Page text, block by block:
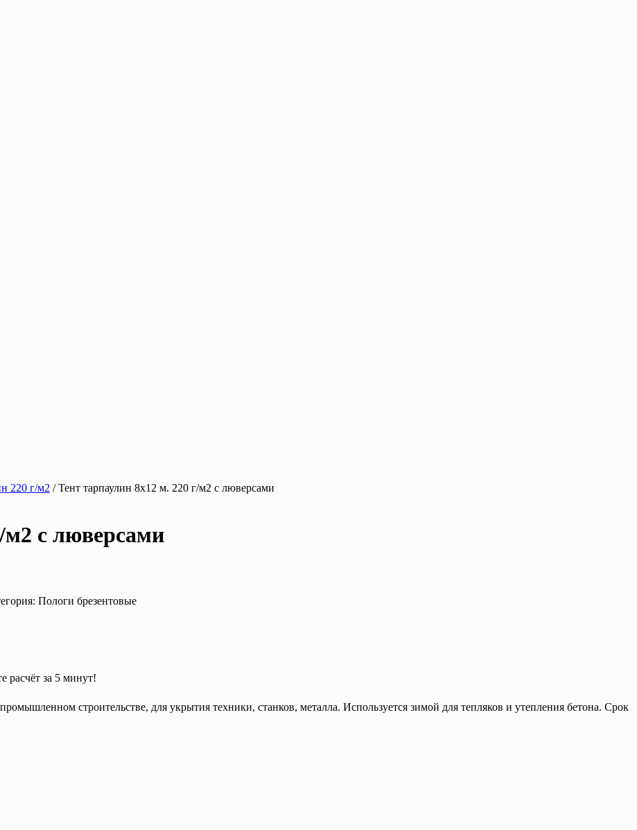
220 г/м2 / Тент тарпаулин 8х12 м. 220 г/м2 с люверсами
м2 с люверсами
Пологи брезентовые
расчёт за 5 минут!
строительстве, для укрытия техники, станков, металла. Используется зимой для тепляков и утепления бетона. Срок